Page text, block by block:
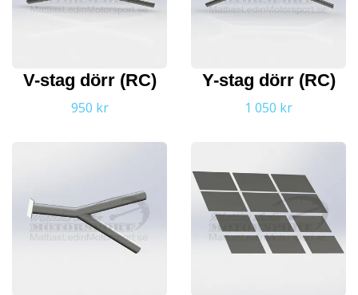
V-stag dörr (RC)
950 kr
Y-stag dörr (RC)
1 050 kr